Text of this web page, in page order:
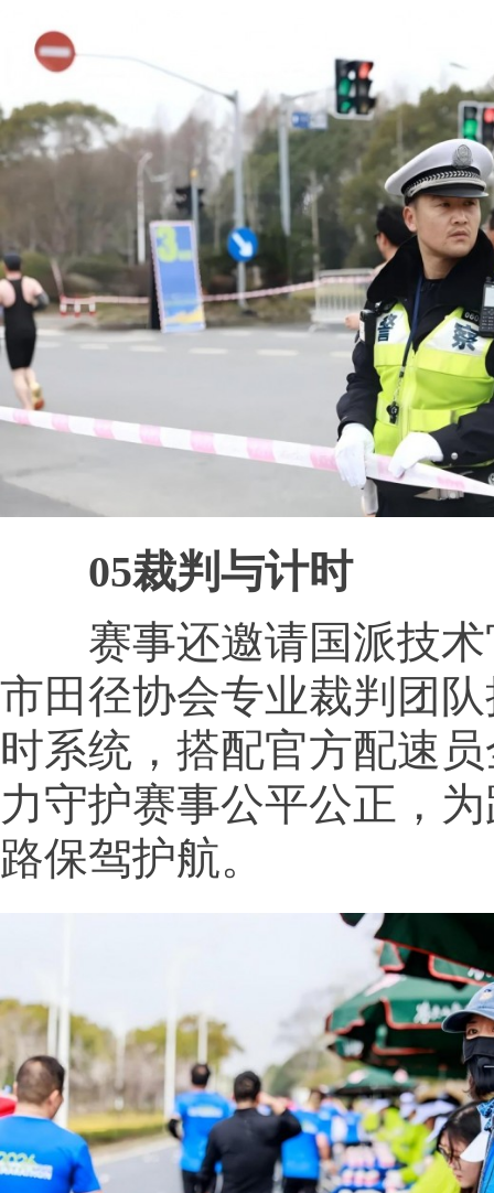
05裁判与计时
赛事还邀请国派技术
市田径协会专业裁判团
时系统，搭配官方配速
力守护赛事公平公正，
路保驾护航。